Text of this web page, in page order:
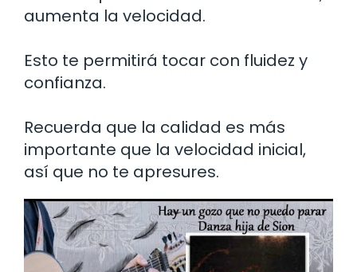
aumenta la velocidad.
Esto te permitirá tocar con fluidez y
confianza.
Recuerda que la calidad es más
importante que la velocidad inicial,
así que no te apresures.